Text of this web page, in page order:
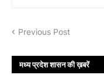
Previous Post
मध्य प्रदेश शासन की ख़बरें